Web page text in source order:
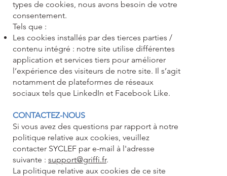
types de cookies, nous avons besoin de votre
consentement.
Tels que :
Les cookies installés par des tierces parties /
contenu intégré : notre site utilise différentes
application et services tiers pour améliorer
l’expérience des visiteurs de notre site. Il s’agit
notamment de plateformes de réseaux
sociaux tels que LinkedIn et Facebook Like.
CONTACTEZ-NOUS
Si vous avez des questions par rapport à notre
politique relative aux cookies, veuillez
contacter SYCLEF par e-mail à l'adresse
suivante :support@griffi.fr.
La politique relative aux cookies de ce site